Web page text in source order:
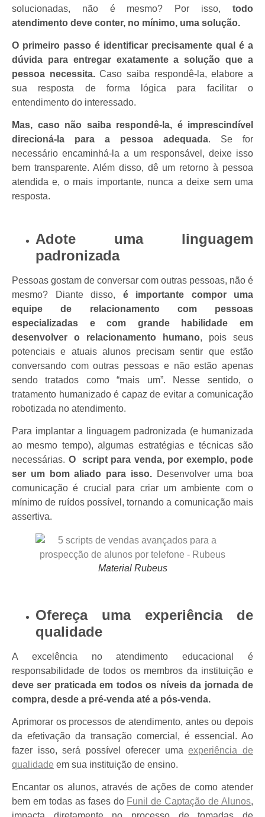
solucionadas, não é mesmo? Por isso, todo
atendimento deve conter, no mínimo, uma solução.
O primeiro passo é identificar precisamente qual é a
dúvida para entregar exatamente a solução que a
pessoa necessita.Caso saiba respondê-la, elabore a
sua resposta de forma lógica para facilitar o
entendimento do interessado.
Mas, caso não saiba respondê-la, é imprescindível
direcioná-la para a pessoa adequada. Se for
necessário encaminhá-la a um responsável, deixe isso
bem transparente. Além disso, dê um retorno à pessoa
atendida e, o mais importante, nunca a deixe sem uma
resposta.
Adote uma linguagem
padronizada
Pessoas gostam de conversar com outras pessoas, não é
mesmo?
Diante disso, é importante compor uma
equipe de relacionamento com pessoas
especializadas e com grande habilidade em
desenvolver o relacionamento humano, pois seus
potenciais e atuais alunos precisam sentir que estão
conversando com outras pessoas e não estão apenas
sendo tratados como “mais um”. Nesse sentido, o
tratamento humanizado é capaz de evitar a comunicação
robotizada no atendimento.
Para implantar a linguagem padronizada (e humanizada
ao mesmo tempo), algumas estratégias e técnicas são
necessárias. O script para venda, por exemplo, pode
ser um bom aliado para isso. Desenvolver uma boa
comunicação é crucial para criar um ambiente com o
mínimo de ruídos possível, tornando a comunicação mais
assertiva.
Material Rubeus
Ofereça uma experiência de
qualidade
A excelência no atendimento educacional é
responsabilidade de todos os membros da instituição e
deve ser praticada em todos os níveis da jornada de
compra, desde a pré-venda até a pós-venda.
Aprimorar os processos de atendimento, antes ou depois
da efetivação da transação comercial, é essencial. Ao
fazer isso, será possível oferecer umaexperiência de
qualidade em sua instituição de ensino.
Encantar os alunos, através de ações de como atender
bem em todas as fases do Funil de Captação de Alunos,